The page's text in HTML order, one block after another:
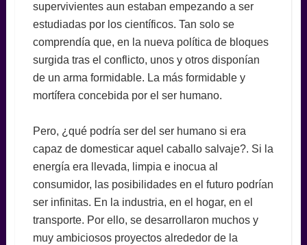
supervivientes aun estaban empezando a ser
estudiadas por los científicos. Tan solo se
comprendía que, en la nueva política de bloques
surgida tras el conflicto, unos y otros disponían
de un arma formidable. La más formidable y
mortífera concebida por el ser humano.
Pero, ¿qué podría ser del ser humano si era
capaz de domesticar aquel caballo salvaje?. Si la
energía era llevada, limpia e inocua al
consumidor, las posibilidades en el futuro podrían
ser infinitas. En la industria, en el hogar, en el
transporte. Por ello, se desarrollaron muchos y
muy ambiciosos proyectos alrededor de la